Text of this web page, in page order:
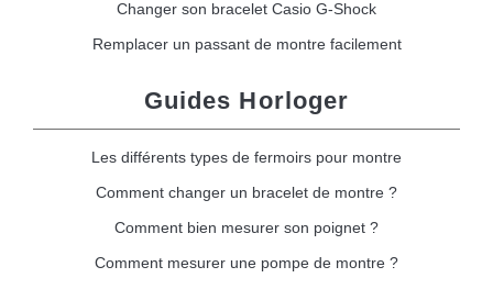
Changer son bracelet Casio G-Shock
Remplacer un passant de montre facilement
Guides Horloger
Les différents types de fermoirs pour montre
Comment changer un bracelet de montre ?
Comment bien mesurer son poignet ?
Comment mesurer une pompe de montre ?